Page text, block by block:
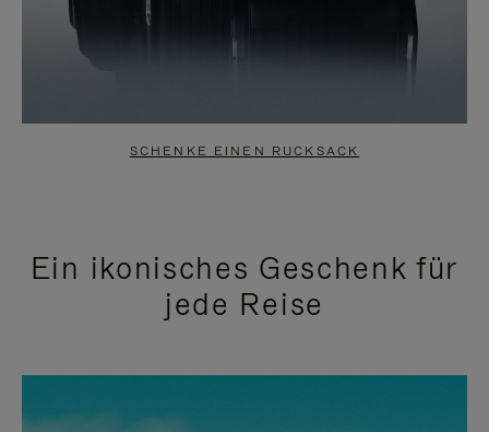
SCHENKE EINEN RUCKSACK
Ein ikonisches Geschenk für
jede Reise